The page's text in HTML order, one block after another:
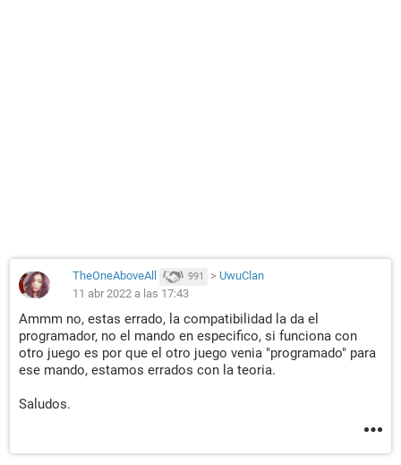
TheOneAboveAll 991 > UwuClan
11 abr 2022 a las 17:43
Ammm no, estas errado, la compatibilidad la da el
programador, no el mando en especifico, si funciona con
otro juego es por que el otro juego venia "programado" para
ese mando, estamos errados con la teoria.
Saludos.